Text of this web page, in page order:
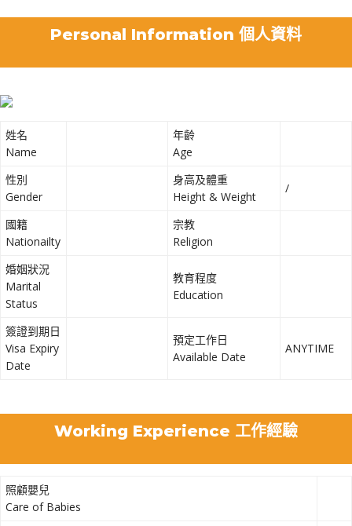
Personal Information 個人資料
姓名
Name
年齡
Age
性別
Gender
身高及體重
Height & Weight
/
國籍
Nationailty
宗教
Religion
婚姻狀況
Marital
Status
教育程度
Education
簽證到期日
Visa Expiry
Date
預定工作日
Available Date
ANYTIME
Working Experience 工作經驗
照顧嬰兒
Care of Babies